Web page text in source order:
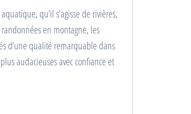
qu’il s’agisse de rivières,
en montagne, les
d’une qualité remarquable dans
audacieuses avec confiance et